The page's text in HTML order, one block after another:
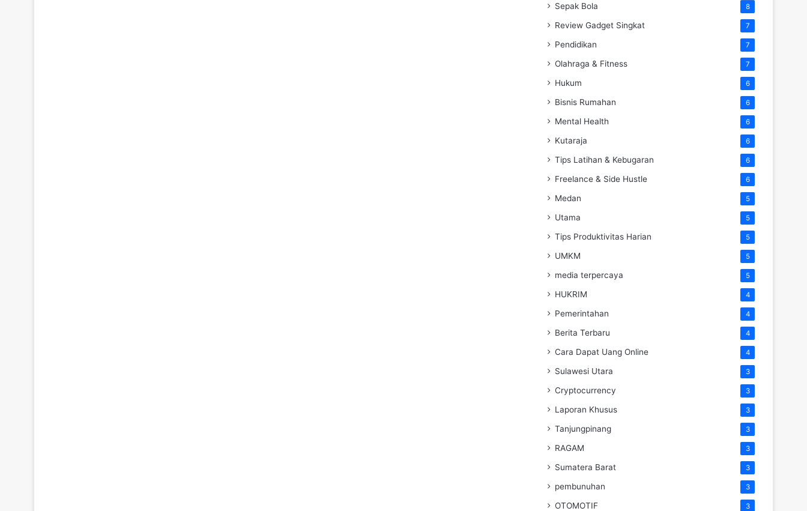
Sepak Bola 8
Review Gadget Singkat 7
Pendidikan 7
Olahraga & Fitness 7
Hukum 6
Bisnis Rumahan 6
Mental Health 6
Kutaraja 6
Tips Latihan & Kebugaran 6
Freelance & Side Hustle 6
Medan 5
Utama 5
Tips Produktivitas Harian 5
UMKM 5
media terpercaya 5
HUKRIM 4
Pemerintahan 4
Berita Terbaru 4
Cara Dapat Uang Online 4
Sulawesi Utara 3
Cryptocurrency 3
Laporan Khusus 3
Tanjungpinang 3
RAGAM 3
Sumatera Barat 3
pembunuhan 3
OTOMOTIF 3